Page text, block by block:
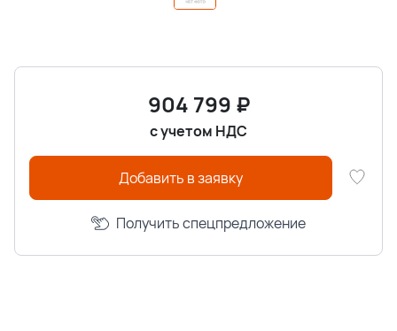
904 799 ₽
с учетом НДС
Добавить в заявку
Получить спецпредложение